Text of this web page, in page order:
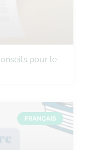
pour le
FRANÇAIS